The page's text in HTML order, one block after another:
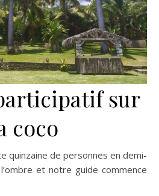
sur
coco
quinzaine de personnes en demi-
et notre guide commence